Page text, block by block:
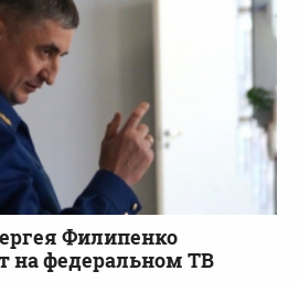
Филипенко
на федеральном ТВ